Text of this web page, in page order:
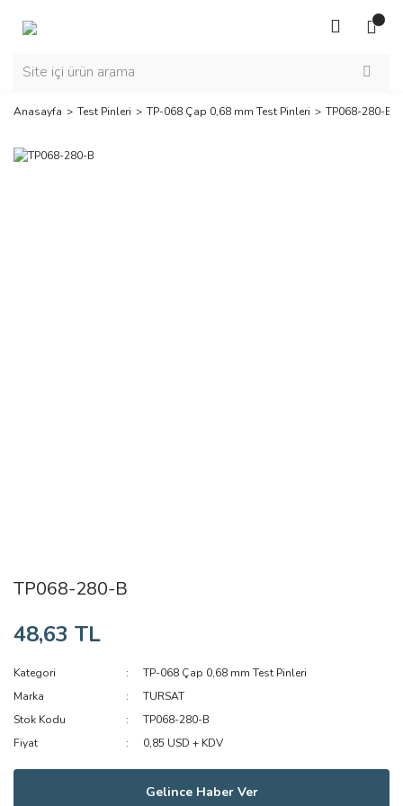
Anasayfa Test Pinleri TP-068 Çap 0,68 mm Test Pinleri TP068-280-B
TP068-280-B
48,63 TL
Kategori
TP-068 Çap 0,68 mm Test Pinleri
Marka
TURSAT
Stok Kodu
TP068-280-B
Fiyat
0,85 USD + KDV
Gelince Haber Ver